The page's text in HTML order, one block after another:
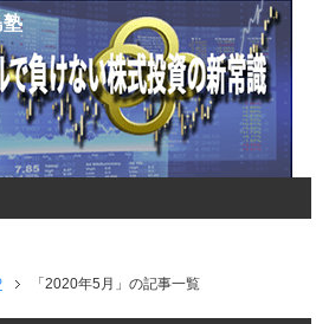
塾
「2020年5月」の記事一覧